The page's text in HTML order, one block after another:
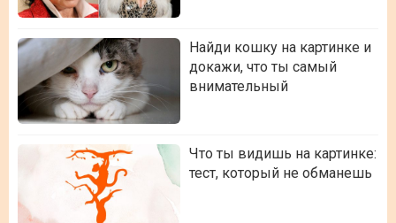
Найди кошку на картинке и
докажи, что ты самый
внимательный
Что ты видишь на картинке:
тест, который не обманешь